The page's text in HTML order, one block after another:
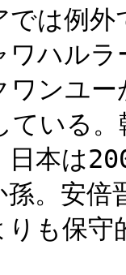
では例
ワハル
ワンユ
ている
本は
孫。安
りも保